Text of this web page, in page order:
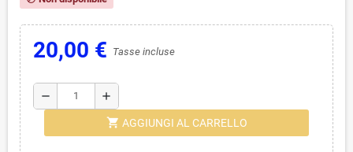
20,00 € Tasse incluse
remove add
shopping_cart AGGIUNGI AL CARRELLO